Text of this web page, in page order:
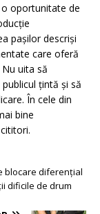
o oportunitate de
pașilor descriși
care oferă
uita să
țintă și să
În cele din
bine
blocare diferențial
dificile de drum